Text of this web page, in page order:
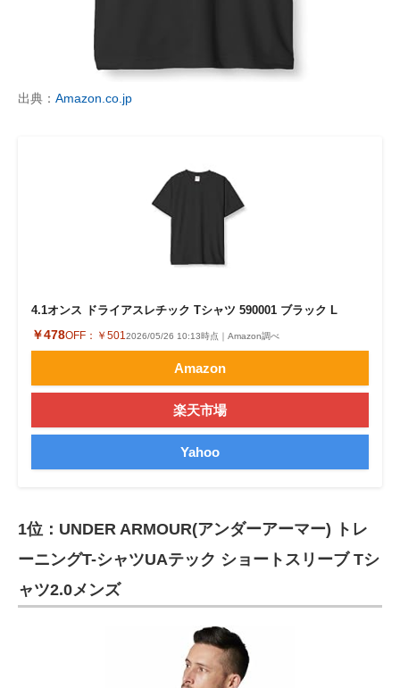
出典： Amazon.co.jp
4.1オンス ドライアスレチック Tシャツ 590001 ブラック L
￥478OFF： ￥501 2026/05/26 10:13時点｜Amazon調べ
Amazon
楽天市場
Yahoo
1位：UNDER ARMOUR(アンダーアーマー) トレ
ーニングT-シャツUAテック ショートスリーブ Tシ
ャツ2.0メンズ